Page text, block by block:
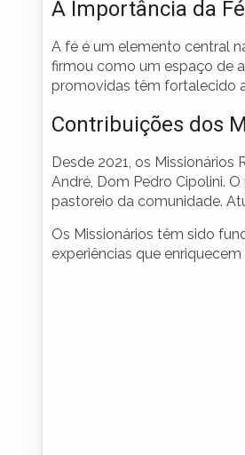
A Importância da
A fé é um elemento central
firmou como um espaço de
promovidas têm fortalecido
Contribuições dos
Desde 2021, os
André, Dom Pedro Cipolini.
pastoreio da comunidade.
Os Missionários têm sido
experiências que